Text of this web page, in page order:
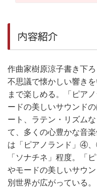
内容紹介
作曲家樹原涼子書き下
不思議で懐かしい響き
まで楽しめる。「ピア
ードの美しいサウンド
ート、ラテン・リズム
て、多くの心豊かな音
は「ピアノランド」④
「ソナチネ」程度。「
やモードの美しいサウ
別世界が広がっている。